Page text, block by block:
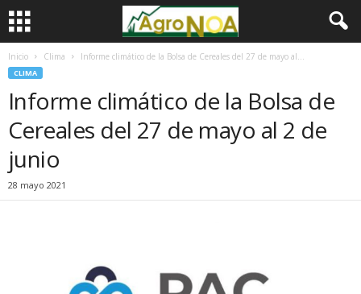
Inicio Clima Informe climático de la Bolsa de Cereales del 27 de mayo al...
CLIMA
Informe climático de la Bolsa de
Cereales del 27 de mayo al 2 de
junio
28 mayo 2021